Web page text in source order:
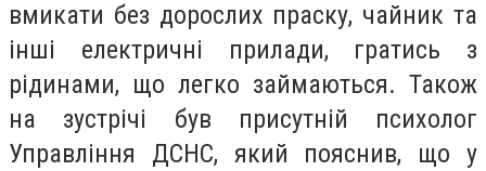
вмикати без дорослих праску, чайник та
інші електричні прилади, гратись з
рідинами, що легко займаються. Також
на зустрічі був присутній психолог
Управління ДСНС, який пояснив, що у